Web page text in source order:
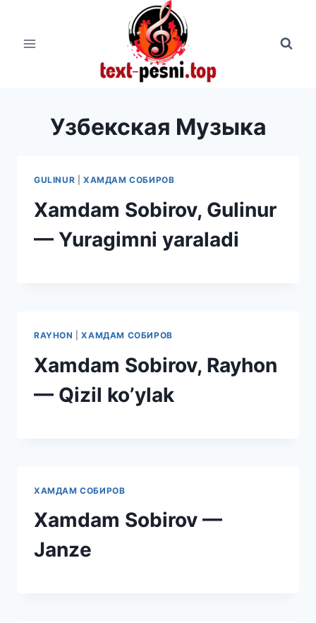
содержимому
Узбекская Музыка
GULINUR ХАМДАМ СОБИРОВ
Xamdam Sobirov, Gulinur
— Yuragimni yaraladi
RAYHON |ХАМДАМ СОБИРОВ
Xamdam Sobirov, Rayhon
— Qizil ko’ylak
ХАМДАМ СОБИРОВ
Xamdam Sobirov —
Janze